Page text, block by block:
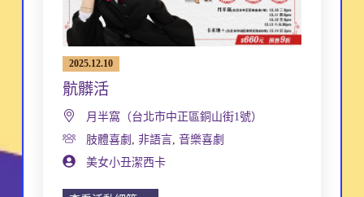
2025.12.10
骯髒活
月半窩（台北市中正區銅山街1號）
肢體喜劇 , 非語言, 音樂喜劇
美女小丑潔西卡